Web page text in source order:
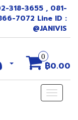
318-3655 , 081-
7072 Line ID :
@JANIVIS
0
฿0.00
Toggle